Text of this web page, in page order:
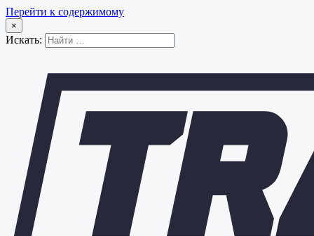
Перейти к содержимому
×
Искать: